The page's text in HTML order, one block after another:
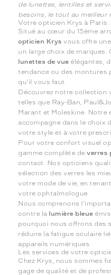
de lunettes, lentilles et
besoins, le tout au meilleur
Votre opticien Krys à Paris
Situé au cœur du 15ème
opticien Krys vous offre
un large choix de marques.
lunettes de vue élégantes,
tendance ou des montures
qu'il vous faut.
Découvrez notre collection
telles que Ray-Ban,
Marant et Moleskine. Notre
accompagne dans le choix
votre style et à votre
Pour votre confort visuel
gamme complète deverres
contact. Nos opticiens
sélection des verres les
votre mode de vie, en
votre ophtalmologue.
Nous comprenons
contre la lumière bleue
pourquoi nous offrons des
réduire la fatigue oculaire
appareils numériques.
Les services de votre
Chez Krys, nous sommes
gage de qualité et de